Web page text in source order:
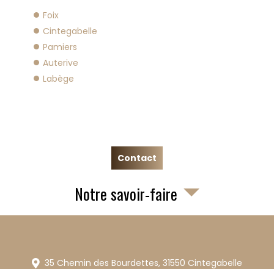
Foix
Cintegabelle
Pamiers
Auterive
Labège
Contact
Notre savoir-faire
35 Chemin des Bourdettes, 31550 Cintegabelle